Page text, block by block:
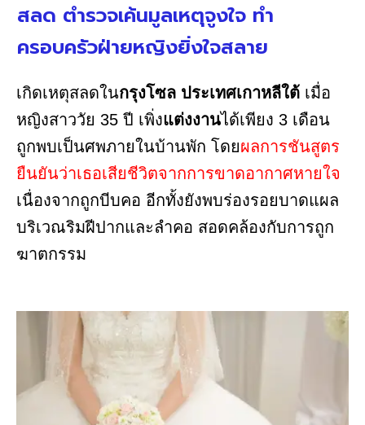
สลด ตำรวจเค้นมูลเหตุจูงใจ ทำ
ครอบครัวฝ่ายหญิงยิ่งใจสลาย
เกิดเหตุสลดในกรุงโซล ประเทศเกาหลีใต้ เมื่อ
หญิงสาววัย 35 ปี เพิ่งแต่งงานได้เพียง 3 เดือน
ถูกพบเป็นศพภายในบ้านพัก โดยผลการชันสูตร
ยืนยันว่าเธอเสียชีวิตจากการขาดอากาศหายใจ
เนื่องจากถูกบีบคอ อีกทั้งยังพบร่องรอยบาดแผล
บริเวณริมฝีปากและลำคอ สอดคล้องกับการถูก
ฆาตกรรม